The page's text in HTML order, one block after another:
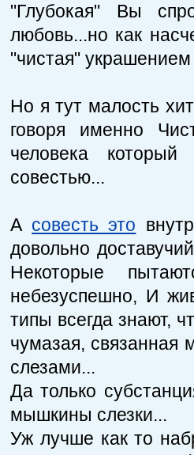
"Глубокая" Вы
любовь...но как
"чистая"
Но я тут малость
говоря именно
человека который
совестью...
А совесть это
довольно
Некоторые
небезуспешно, И
типы всегда знают,
чумазая, связанная
слезами...
Да только
мышкины слезки...
Уж лучше как то